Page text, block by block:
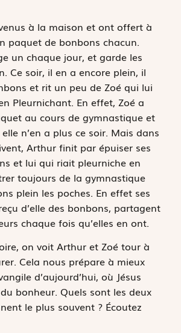
à la maison et ont offert à
paquet de bonbons chacun.
un chaque jour, et garde les
Ce soir, il en a encore plein, il
et rit un peu de Zoé qui lui
Pleurnichant. En effet, Zoé a
au cours de gymnastique et
n’en a plus ce soir. Mais dans
Arthur finit par épuiser ses
et lui qui riait pleurniche en
toujours de la gymnastique
plein les poches. En effet ses
d’elle des bonbons, partagent
chaque fois qu’elles en ont.
on voit Arthur et Zoé tour à
Cela nous prépare à mieux
d’aujourd’hui, où Jésus
bonheur. Quels sont les deux
le plus souvent ? Écoutez